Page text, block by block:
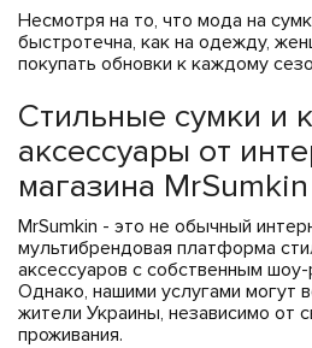
Несмотря на то, что мода на
быстротечна, как на одежду,
покупать обновки к каждому
Стильные сумки и
аксессуары от
магазина MrSumkin
MrSumkin - это не обычный
мультибрендовая платформа
аксессуаров с собственным
Однако, нашими услугами могут
жители Украины, независимо от
проживания.